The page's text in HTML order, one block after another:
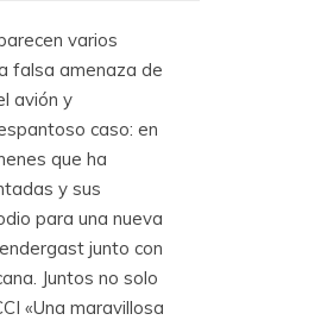
varios
falsa amenaza de
avión y
caso: en
que ha
y sus
para una nueva
junto con
Juntos no solo
«Una maravillosa